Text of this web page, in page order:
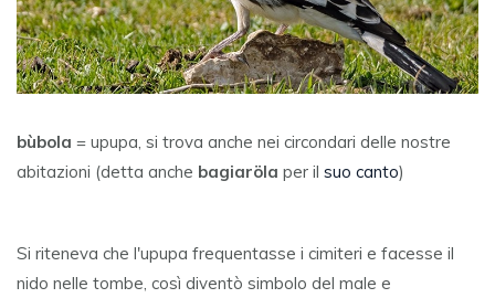
bùbola = upupa, si trova anche nei circondari delle nostre
abitazioni (detta anche bagiaröla per il suo canto)
Si riteneva che l'upupa frequentasse i cimiteri e facesse il
nido nelle tombe, così diventò simbolo del male e